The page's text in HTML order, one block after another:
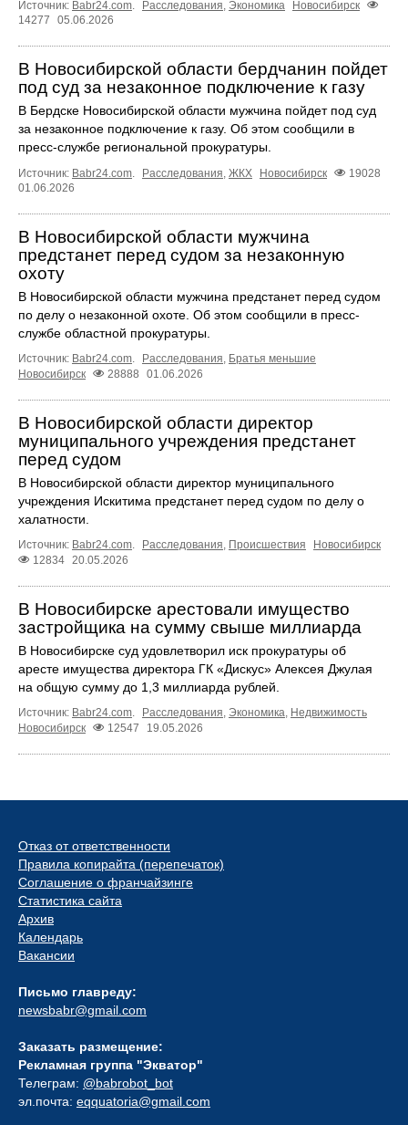
Источник: Babr24.com. Расследования, Экономика
Новосибирск
14277
05.06.2026
В Новосибирской области бердчанин пойдет
под суд за незаконное подключение к газу
В Бердске Новосибирской области мужчина пойдет под суд
за незаконное подключение к газу. Об этом сообщили в
пресс-службе региональной прокуратуры.
Источник: Babr24.com. Расследования, ЖКХ Новосибирск
19028
01.06.2026
В Новосибирской области мужчина
предстанет перед судом за незаконную
охоту
В Новосибирской области мужчина предстанет перед судом
по делу о незаконной охоте. Об этом сообщили в пресс-
службе областной прокуратуры.
Источник: Babr24.com. Расследования, Братья меньшие
Новосибирск
28888 01.06.2026
В Новосибирской области директор
муниципального учреждения предстанет
перед судом
В Новосибирской области директор муниципального
учреждения Искитима предстанет перед судом по делу о
халатности.
Источник: Babr24.com. Расследования, Происшествия
Новосибирск
12834 20.05.2026
В Новосибирске арестовали имущество
застройщика на сумму свыше миллиарда
В Новосибирске суд удовлетворил иск прокуратуры об
аресте имущества директора ГК «Дискус» Алексея Джулая
на общую сумму до 1,3 миллиарда рублей.
Источник: Babr24.com. Расследования, Экономика, Недвижимость
Новосибирск
12547 19.05.2026
Отказ от ответственности
Правила копирайта (перепечаток)
Соглашение о франчайзинге
Статистика сайта
Архив
Календарь
Вакансии
Письмо главреду:
newsbabr@gmail.com
Заказать размещение:
Рекламная группа "Экватор"
Телеграм: @babrobot_bot
эл.почта: eqquatoria@gmail.com